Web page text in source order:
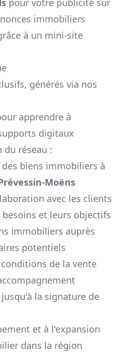
pour votre publicité sur
immobiliers
à un mini-site
générés via nos
apprendre à
digitaux
du réseau :
biens immobiliers à
Moëns
avec les clients
et leurs objectifs
immobiliers auprès
potentiels
de la vente
la signature de
et à l'expansion
dans la région